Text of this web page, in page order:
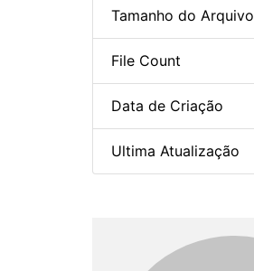
Tamanho do Arquivo
File Count
Data de Criação
Ultima Atualização